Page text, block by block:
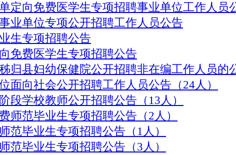
定向免费医学生专项招聘事业单位工作人员
业单位专项公开招聘工作人员公告
生专项招聘公告
免费医学生专项招聘公告
归县妇幼保健院公开招聘非在编工作人员的
面向社会公开招聘工作人员公告（24人）
段学校教师公开招聘公告（13人）
师范毕业生专项招聘公告（2人）
范毕业生专项招聘公告（1人）
范毕业生专项招聘公告（3人）